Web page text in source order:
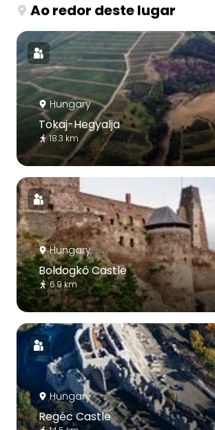
Ao redor deste lugar
Hungary
Tokaj-Hegyalja
18.3 km
Hungary
Boldogkő Castle
6.9 km
Hungary
Regéc Castle